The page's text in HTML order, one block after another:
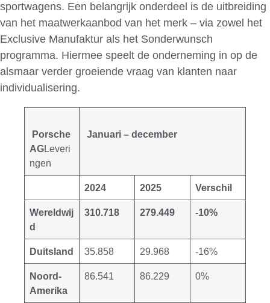
sportwagens. Een belangrijk onderdeel is de uitbreiding
van het maatwerkaanbod van het merk – via zowel het
Exclusive Manufaktur als het Sonderwunsch
programma. Hiermee speelt de onderneming in op de
alsmaar verder groeiende vraag van klanten naar
individualisering.
Porsche
AGLeveri
ngen
Januari – december
2024 2025 Verschil
Wereldwij
d
310.718 279.449 -10%
Duitsland 35.858 29.968 -16%
Noord-
Amerika
86.541 86.229 0%